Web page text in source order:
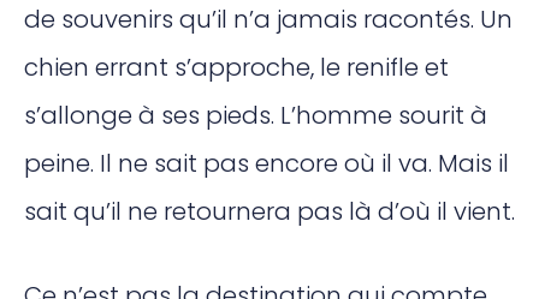
de souvenirs qu’il n’a jamais racontés. Un
chien errant s’approche, le renifle et
s’allonge à ses pieds. L’homme sourit à
peine. Il ne sait pas encore où il va. Mais il
sait qu’il ne retournera pas là d’où il vient.